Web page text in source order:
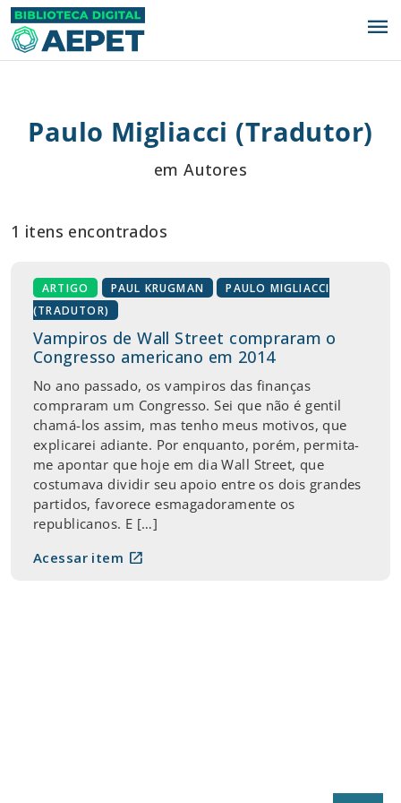
menu
Paulo Migliacci (Tradutor)
em Autores
1 itens encontrados
ARTIGO PAUL KRUGMAN
PAULO MIGLIACCI
(TRADUTOR)
Vampiros de Wall Street compraram o
Congresso americano em 2014
No ano passado, os vampiros das finanças
compraram um Congresso. Sei que não é gentil
chamá-los assim, mas tenho meus motivos, que
explicarei adiante. Por enquanto, porém, permita-
me apontar que hoje em dia Wall Street, que
costumava dividir seu apoio entre os dois grandes
partidos, favorece esmagadoramente os
republicanos. E […]
Acessar item open_in_new